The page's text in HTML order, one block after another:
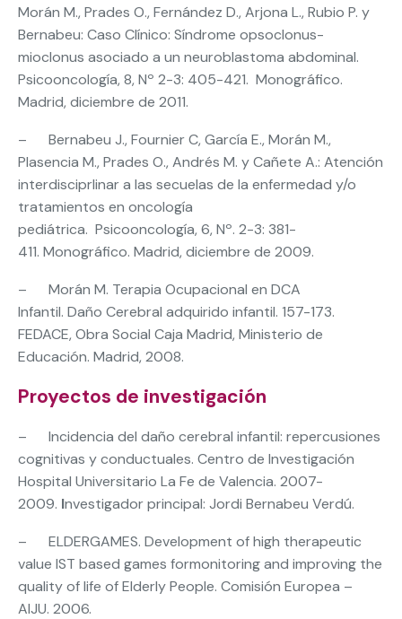
Morán M., Prades O., Fernández D., Arjona L., Rubio P. y
Bernabeu: Caso Clínico: Síndrome opsoclonus-
mioclonus asociado a un neuroblastoma abdominal.
Psicooncología, 8, Nº 2-3: 405-421. Monográfico.
Madrid, diciembre de 2011.
– Bernabeu J., Fournier C, García E., Morán M.,
Plasencia M., Prades O., Andrés M. y Cañete A.: Atención
interdisciprlinar a las secuelas de la enfermedad y/o
tratamientos en oncología
pediátrica. Psicooncología, 6, Nº. 2-3: 381-
411. Monográfico. Madrid, diciembre de 2009.
– Morán M. Terapia Ocupacional en DCA
Infantil. Daño Cerebral adquirido infantil. 157-173.
FEDACE, Obra Social Caja Madrid, Ministerio de
Educación. Madrid, 2008.
Proyectos de investigación
– Incidencia del daño cerebral infantil: repercusiones
cognitivas y conductuales. Centro de Investigación
Hospital Universitario La Fe de Valencia. 2007-
2009. Investigador principal: Jordi Bernabeu Verdú.
– ELDERGAMES. Development of high therapeutic
value IST based games formonitoring and improving the
quality of life of Elderly People. Comisión Europea –
AIJU. 2006.